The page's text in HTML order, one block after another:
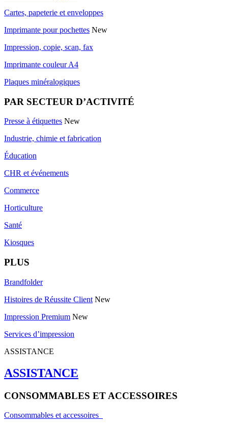
Cartes, papeterie et enveloppes
Imprimante pour pochettes New
Impression, copie, scan, fax
Imprimante couleur A4
Plaques minéralogiques
PAR SECTEUR D’ACTIVITÉ
Presse à étiquettes New
Industrie, chimie et fabrication
Éducation
CHR et événements
Commerce
Horticulture
Santé
Kiosques
PLUS
Brandfolder
Histoires de Réussite Client New
Impression Premium New
Services d’impression
ASSISTANCE
ASSISTANCE
CONSOMMABLES ET ACCESSOIRES
Consommables et accessoires